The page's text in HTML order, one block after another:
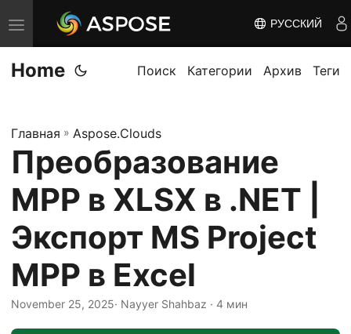
П
е
р
л
ю
и
т
ь
н
а
в
РУССКИЙ
Home Поиск Категории Архив Теги
Главная » Aspose.Clouds
Преобразование
MPP в XLSX в .NET |
Экспорт MS Project
MPP в Excel
November 25, 2025· Nayyer Shahbaz · 4 мин